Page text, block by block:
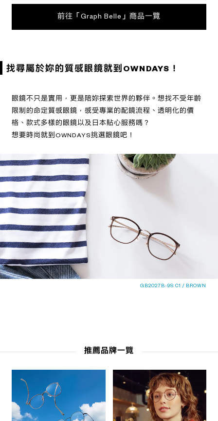
前往「Graph Belle」商品一覽
找尋屬於妳的質感眼鏡就到OWNDAYS！
眼鏡不只是實用，更是陪妳探索世界的夥伴。想找不受年齡
限制的命定質感眼鏡，感受專業的配鏡流程、透明化的價
格、款式多樣的眼鏡以及日本貼心服務嗎？
想要時尚就到OWNDAYS挑選眼鏡吧！
GB2027B-9S C1 / BROWN
推薦品牌一覽